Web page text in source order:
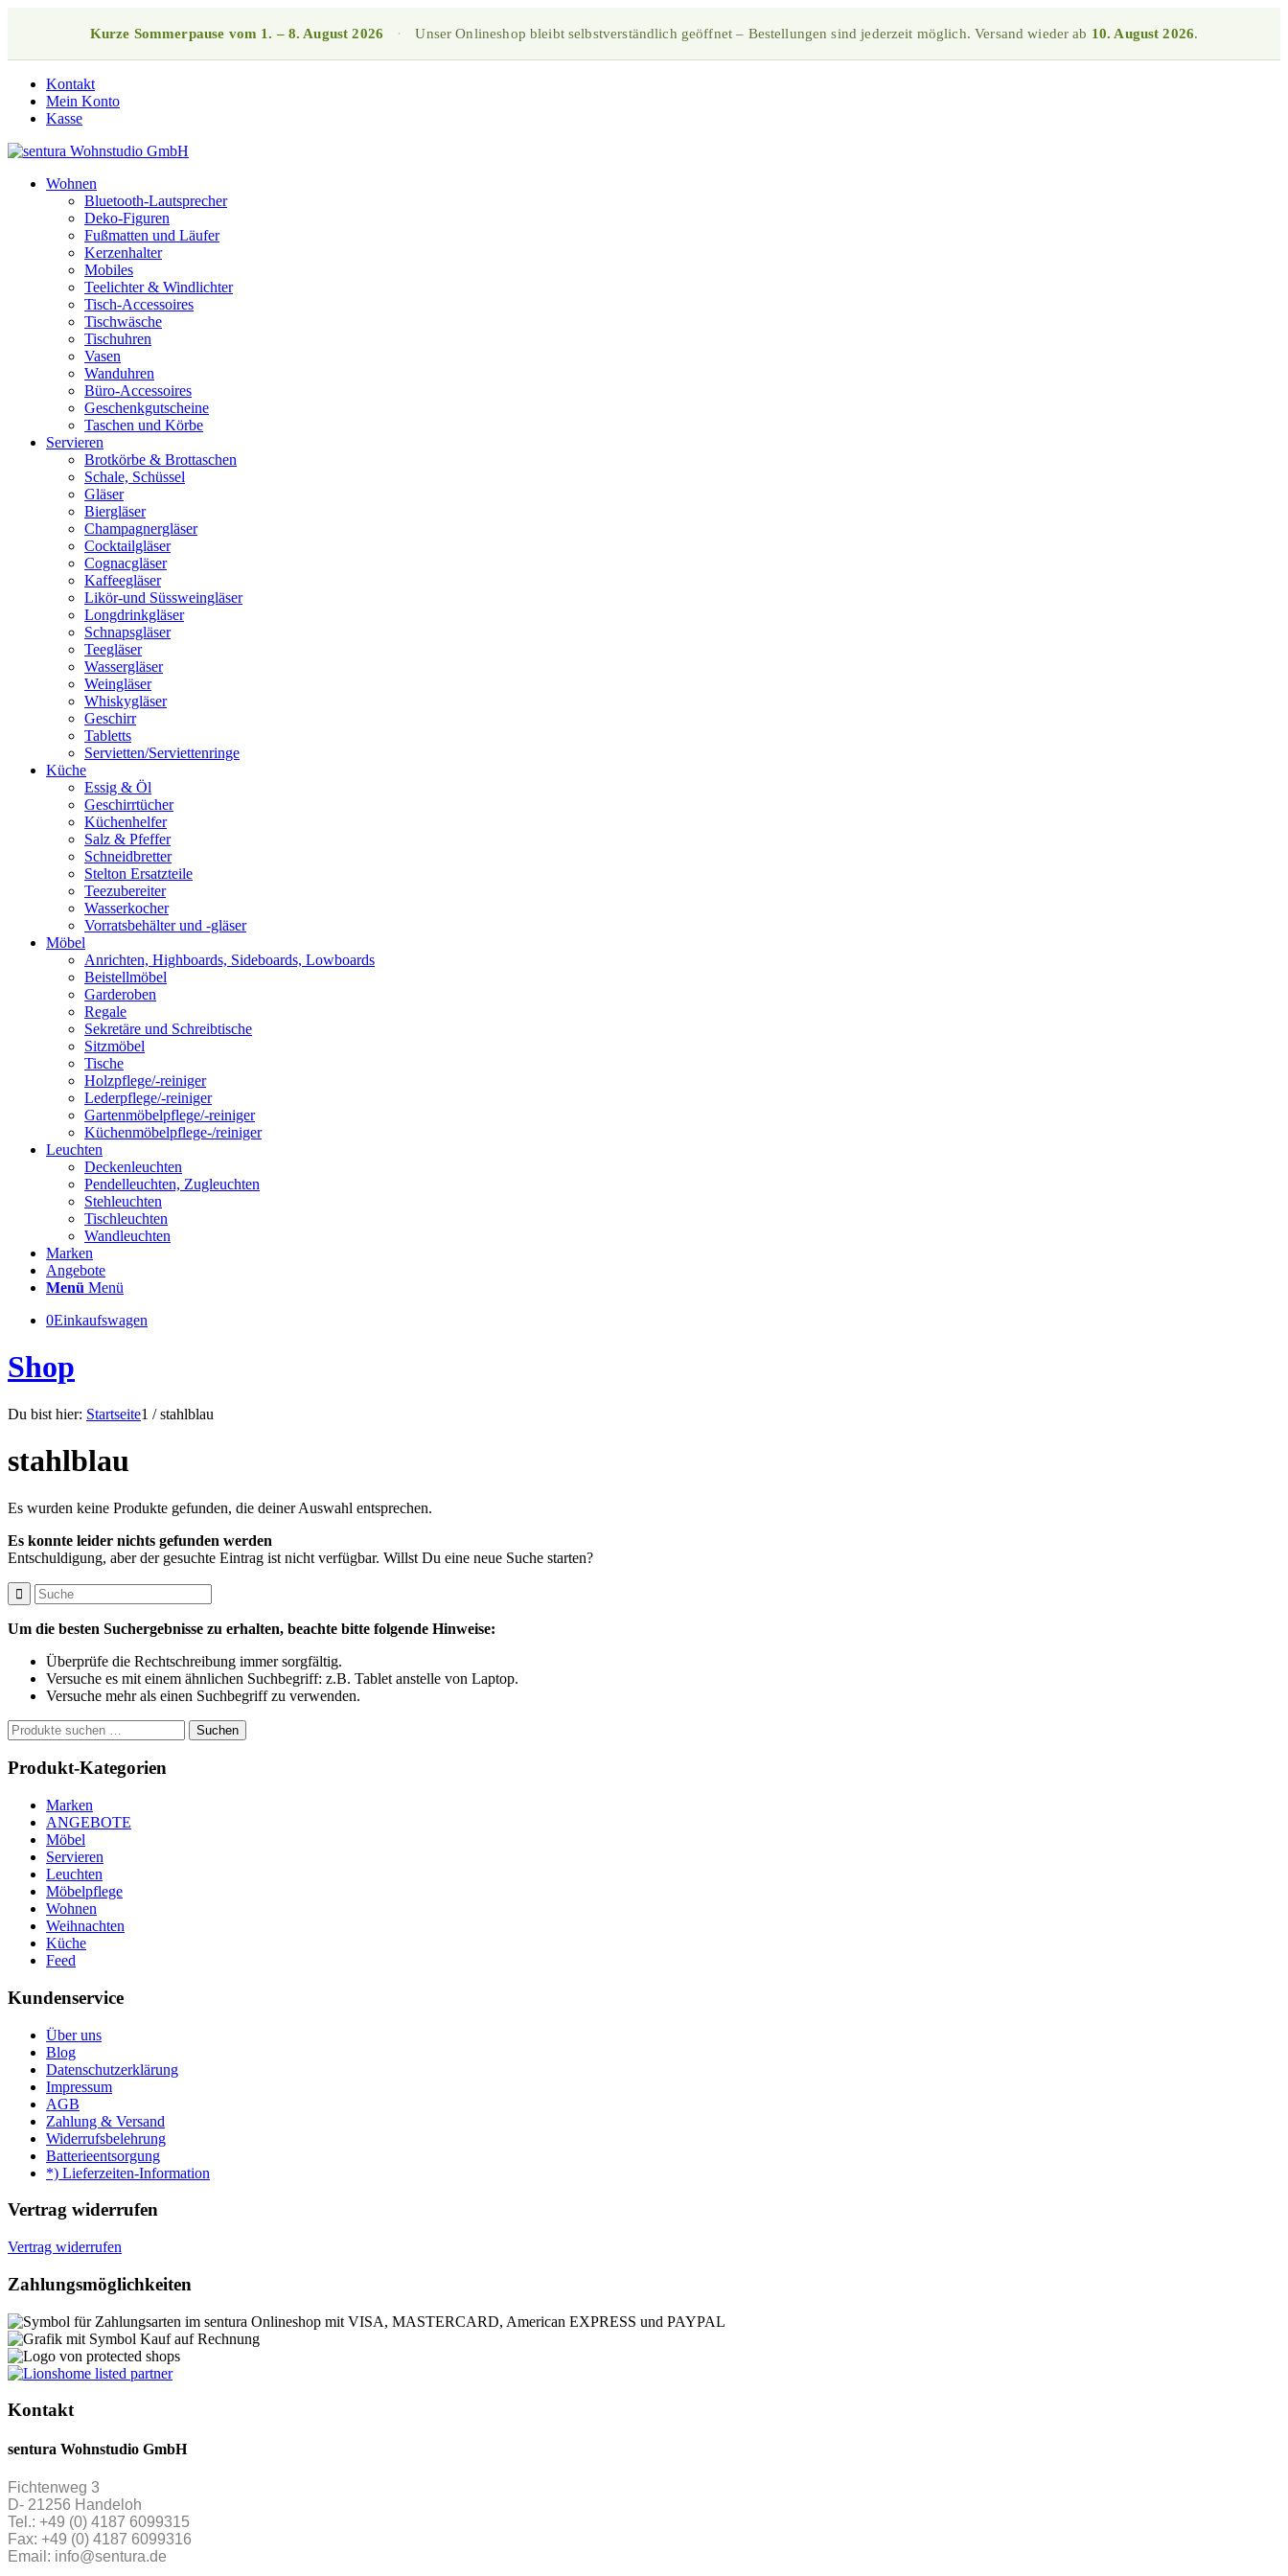
Kurze Sommerpause vom 1. – 8. August 2026 · Unser Onlineshop bleibt selbstverständlich geöffnet – Bestellungen sind jederzeit möglich. Versand wieder ab 10. August 2026.
Kontakt
Mein Konto
Kasse
Wohnen
Bluetooth-Lautsprecher
Deko-Figuren
Fußmatten und Läufer
Kerzenhalter
Mobiles
Teelichter & Windlichter
Tisch-Accessoires
Tischwäsche
Tischuhren
Vasen
Wanduhren
Büro-Accessoires
Geschenkgutscheine
Taschen und Körbe
Servieren
Brotkörbe & Brottaschen
Schale, Schüssel
Gläser
Biergläser
Champagnergläser
Cocktailgläser
Cognacgläser
Kaffeegläser
Likör-und Süssweingläser
Longdrinkgläser
Schnapsgläser
Teegläser
Wassergläser
Weingläser
Whiskygläser
Geschirr
Tabletts
Servietten/Serviettenringe
Küche
Essig & Öl
Geschirrtücher
Küchenhelfer
Salz & Pfeffer
Schneidbretter
Stelton Ersatzteile
Teezubereiter
Wasserkocher
Vorratsbehälter und -gläser
Möbel
Anrichten, Highboards, Sideboards, Lowboards
Beistellmöbel
Garderoben
Regale
Sekretäre und Schreibtische
Sitzmöbel
Tische
Holzpflege/-reiniger
Lederpflege/-reiniger
Gartenmöbelpflege/-reiniger
Küchenmöbelpflege-/reiniger
Leuchten
Deckenleuchten
Pendelleuchten, Zugleuchten
Stehleuchten
Tischleuchten
Wandleuchten
Marken
Angebote
Menü Menü
0Einkaufswagen
Shop
Du bist hier: Startseite1 / stahlblau
stahlblau
Es wurden keine Produkte gefunden, die deiner Auswahl entsprechen.
Es konnte leider nichts gefunden werden
Entschuldigung, aber der gesuchte Eintrag ist nicht verfügbar. Willst Du eine neue Suche starten?
Um die besten Suchergebnisse zu erhalten, beachte bitte folgende Hinweise:
Überprüfe die Rechtschreibung immer sorgfältig.
Versuche es mit einem ähnlichen Suchbegriff: z.B. Tablet anstelle von Laptop.
Versuche mehr als einen Suchbegriff zu verwenden.
Suchen
nach:
Suchen
Produkt-Kategorien
Marken
ANGEBOTE
Möbel
Servieren
Leuchten
Möbelpflege
Wohnen
Weihnachten
Küche
Feed
Kundenservice
Über uns
Blog
Datenschutzerklärung
Impressum
AGB
Zahlung & Versand
Widerrufsbelehrung
Batterieentsorgung
*) Lieferzeiten-Information
Vertrag widerrufen
Vertrag widerrufen
Zahlungsmöglichkeiten
Kontakt
sentura Wohnstudio GmbH
Fichtenweg 3
D- 21256 Handeloh
Tel.: +49 (0) 4187 6099315
Fax: +49 (0) 4187 6099316
Email: info@sentura.de